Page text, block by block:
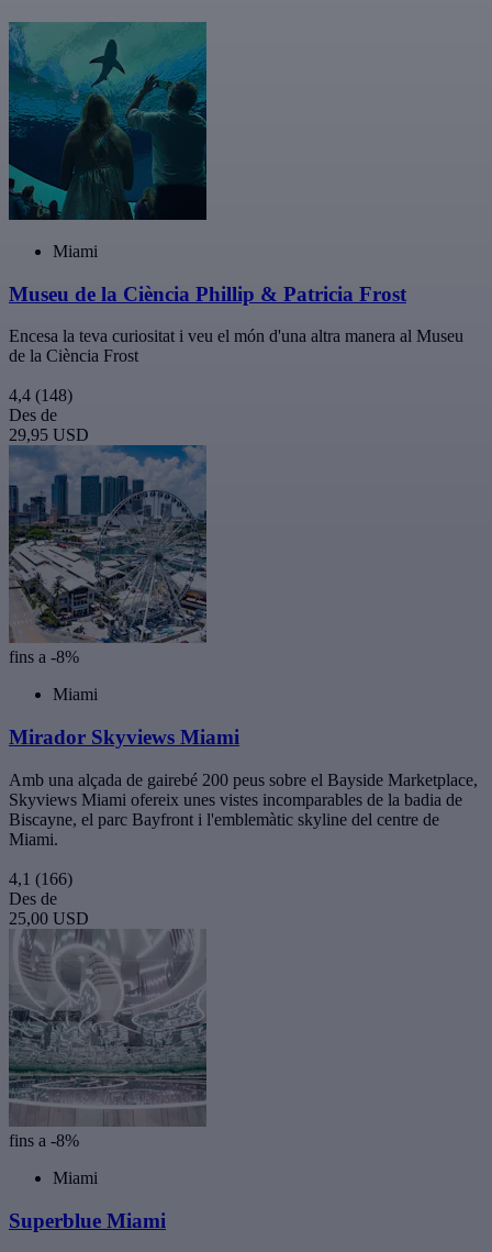
Miami
Museu de la Ciència Phillip & Patricia Frost
Encesa la teva curiositat i veu el món d'una altra manera al Museu
de la Ciència Frost
4,4 (148)
Des de
29,95 USD
fins a -8%
Miami
Mirador Skyviews Miami
Amb una alçada de gairebé 200 peus sobre el Bayside Marketplace,
Skyviews Miami ofereix unes vistes incomparables de la badia de
Biscayne, el parc Bayfront i l'emblemàtic skyline del centre de
Miami.
4,1 (166)
Des de
25,00 USD
fins a -8%
Miami
Superblue Miami